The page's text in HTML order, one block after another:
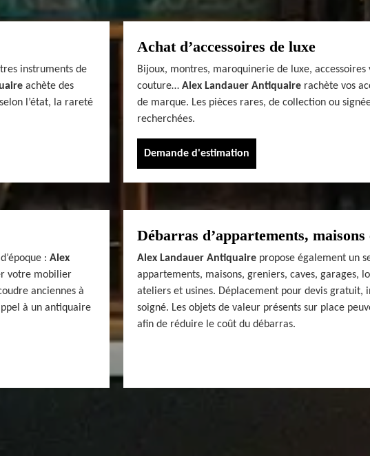
instruments de
achète des
l’état, la rareté
Achat d’accessoires de luxe
Bijoux, montres, maroquinerie de luxe,
couture… Alex Landauer Antiquaire rachète vos
de marque. Les pièces rares, de collection ou
recherchées.
Demande d'estimation
: Alex
votre mobilier
anciennes à
à un antiquaire
Débarras d’appartements, maisons
Alex Landauer Antiquaire propose également un
appartements, maisons, greniers, caves, garages,
ateliers et usines. Déplacement pour devis gratuit,
soigné. Les objets de valeur présents sur place
afin de réduire le coût du débarras.